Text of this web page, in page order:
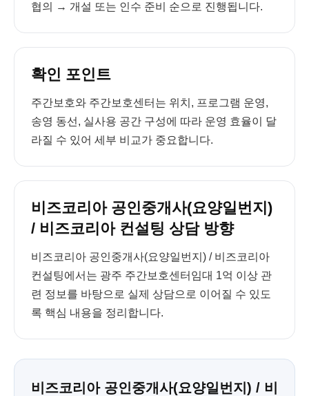
협의 → 개설 또는 인수 준비 순으로 진행됩니다.
확인 포인트
주간보호와 주간보호센터는 위치, 프로그램 운영,
송영 동선, 실사용 공간 구성에 따라 운영 효율이 달
라질 수 있어 세부 비교가 중요합니다.
비즈코리아 공인중개사(요양일번지)
/ 비즈코리아 컨설팅 상담 방향
비즈코리아 공인중개사(요양일번지) / 비즈코리아
컨설팅에서는 광주 주간보호센터임대 1억 이상 관
련 정보를 바탕으로 실제 상담으로 이어질 수 있도
록 핵심 내용을 정리합니다.
비즈코리아 공인중개사(요양일번지) / 비